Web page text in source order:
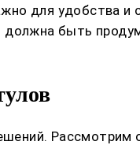
для удобства
быть